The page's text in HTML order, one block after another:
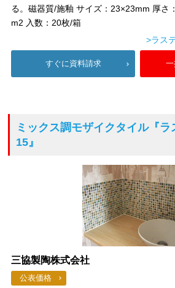
る。磁器質/施釉 サイズ：23×23mm 厚さ
m2 入数：20枚/箱
>ラス
すぐに資料請求
ミックス調モザイクタイル『ラ
15』
三協製陶株式会社
公表価格